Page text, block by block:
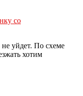
со
уйдет. По схеме
хотим